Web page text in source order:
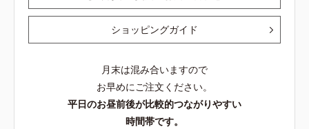
ショッピングガイド
月末は混み合いますので
お早めにご注文ください。
平日のお昼前後が比較的つながりやすい
時間帯です。